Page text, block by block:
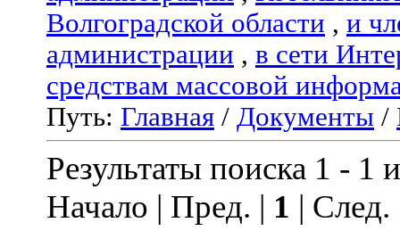
Волгоградской области , и
администрации , в сети
средствам массовой
Путь: Главная / Документы /
Результаты поиска 1 - 1
Начало | Пред. | 1 |